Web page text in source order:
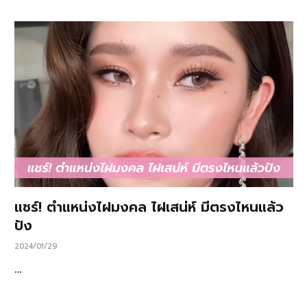
แชร์! ตำแหน่งไฝมงคล ไฝเสน่ห์ มีตรงไหนแล้ว
ปัง
2024/01/29
…